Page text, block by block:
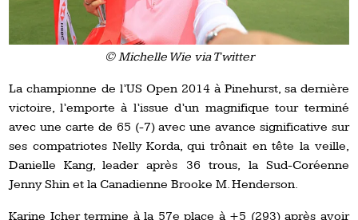
© Michelle Wie via Twitter
La championne de l’US Open 2014 à Pinehurst, sa dernière
victoire, l’emporte à l’issue d’un magnifique tour terminé
avec une carte de 65 (-7) avec une avance significative sur
ses compatriotes Nelly Korda, qui trônait en tête la veille,
Danielle Kang, leader après 36 trous, la Sud-Coréenne
Jenny Shin et la Canadienne Brooke M. Henderson.
Karine Icher termine à la 57e place à +5 (293) après avoir